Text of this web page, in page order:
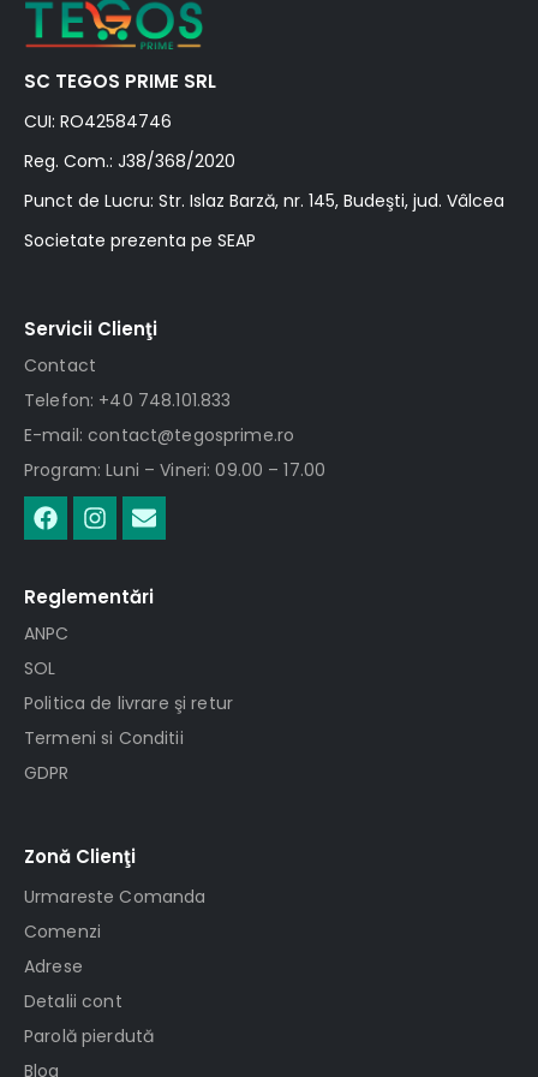
SC TEGOS PRIME SRL
CUI: RO42584746
Reg. Com.: J38/368/2020
Punct de Lucru: Str. Islaz Barză, nr. 145, Budeşti, jud. Vâlcea
Societate prezenta pe SEAP
Servicii Clienţi
Contact
Telefon: +40 748.101.833
E-mail: contact@tegosprime.ro
Program: Luni – Vineri: 09.00 – 17.00
Reglementări
ANPC
SOL
Politica de livrare şi retur
Termeni si Conditii
GDPR
Zonă Clienţi
Urmareste Comanda
Comenzi
Adrese
Detalii cont
Parolă pierdută
Blog